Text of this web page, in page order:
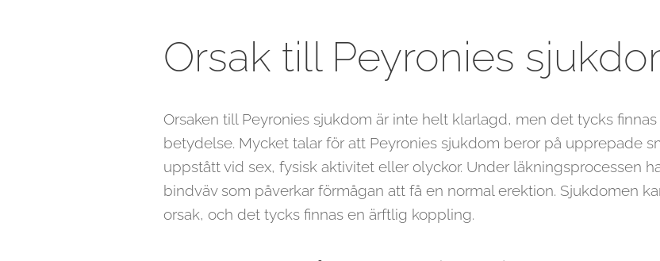
Orsak till Peyronies
Orsaken till Peyronies sjukdom är inte helt klarlagd, men det tycks
betydelse. Mycket talar för att Peyronies sjukdom beror på upprepade
uppstått vid sex, fysisk aktivitet eller olyckor. Under läkningsprocessen
bindväv som påverkar förmågan att få en normal erektion. Sjukdomen
orsak, och det tycks finnas en ärftlig koppling.